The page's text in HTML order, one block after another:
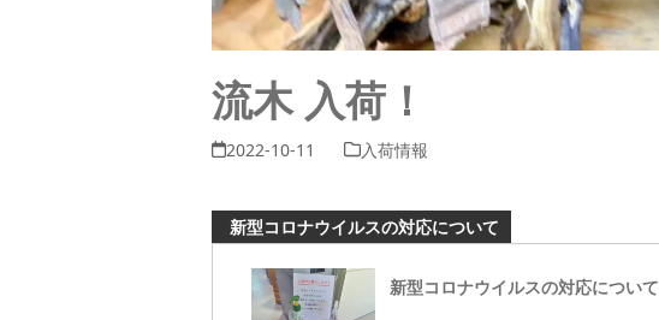
流木 入荷！
2022-10-11 入荷情報
新型コロナウイルスの対応について
新型コロナウイルスの対応について